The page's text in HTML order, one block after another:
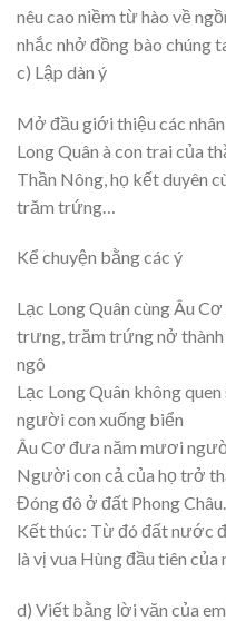
nêu cao niềm từ hào về
nhắc nhở đồng bào chúng
c) Lập dàn ý
Mở đầu giới thiệu các
Long Quân à con trai của
Thần Nông, họ kết duyên
trăm trứng…
Kể chuyện bằng các ý
Lạc Long Quân cùng Âu
trưng, trăm trứng nở
ngô
Lạc Long Quân không
người con xuống biển
Âu Cơ đưa năm mươi
Người con cả của họ trở
Đóng đô ở đất Phong Châu.
Kết thúc: Từ đó đất nước
là vị vua Hùng đầu tiên
d) Viết bằng lời văn của